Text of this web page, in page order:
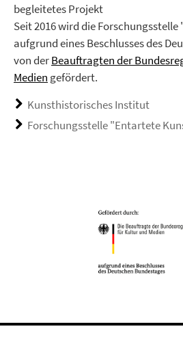
begleitetes Projekt
Seit 2016 wird die
aufgrund eines Beschlusses des
von derBeauftragten der
Medien gefördert.
Kunsthistorisches Institut
Forschungsstelle "Entartete